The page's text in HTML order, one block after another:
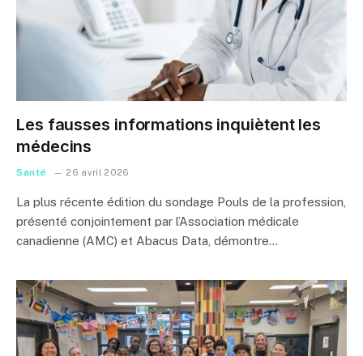
Les fausses informations inquiètent les
médecins
Santé 26 avril 2026
La plus récente édition du sondage Pouls de la profession,
présenté conjointement par l’Association médicale
canadienne (AMC) et Abacus Data, démontre…